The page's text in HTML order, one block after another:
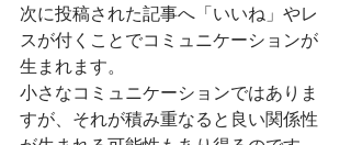
次に投稿された記事へ「いいね」やレ
スが付くことでコミュニケーションが
生まれます。
小さなコミュニケーションではありま
すが、それが積み重なると良い関係性